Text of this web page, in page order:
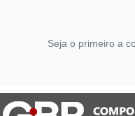
Seja o primeiro a